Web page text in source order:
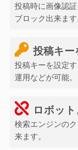
投稿時に画像認
ブロック出来ます
投稿キー
投稿キーを設定
運用などが可能。
ロボッ
検索エンジンの
来ます。